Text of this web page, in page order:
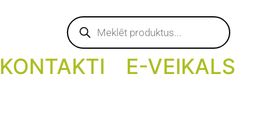
Products
search
KONTAKTI E-VEIKALS